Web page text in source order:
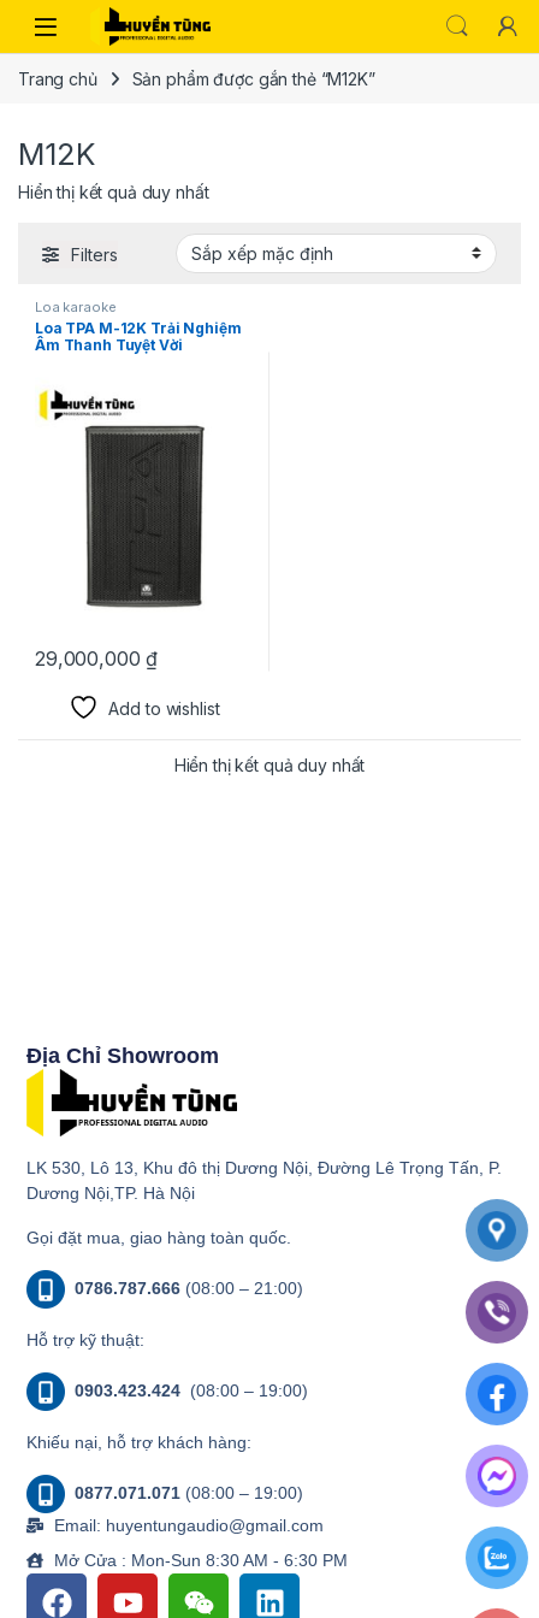
Trang chủ Sản phẩm được gắn thẻ “M12K”
M12K
Hiển thị kết quả duy nhất
Filters
Loa karaoke
Loa TPA M-12K Trải Nghiệm
Âm Thanh Tuyệt Vời
29,000,000₫
Add to wishlist
Hiển thị kết quả duy nhất
Địa Chỉ Showroom
LK 530, Lô 13, Khu đô thị Dương Nội, Đường Lê Trọng Tấn, P.
Dương Nội,TP. Hà Nội
Gọi đặt mua, giao hàng toàn quốc.
0786.787.666 (08:00 – 21:00)
Hỗ trợ kỹ thuật:
0903.423.424 (08:00 – 19:00)
Khiếu nại, hỗ trợ khách hàng:
0877.071.071 (08:00 – 19:00)
Email: huyentungaudio@gmail.com
Mở Cửa : Mon-Sun 8:30 AM - 6:30 PM